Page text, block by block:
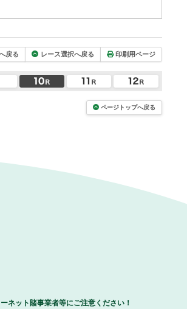
戻る レース選択へ戻る 印刷用ページ
ページトップへ戻る
ネット賭事業者等にご注意ください！